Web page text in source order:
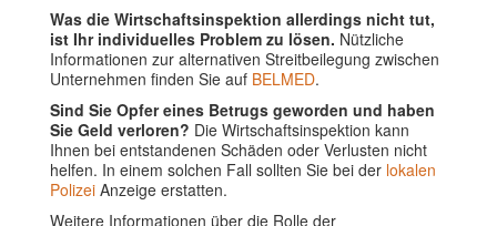
Was die Wirtschaftsinspektion allerdings nicht tut,
ist Ihr individuelles Problem zu lösen. Nützliche
Informationen zur alternativen Streitbeilegung zwischen
Unternehmen finden Sie auf BELMED.
Sind Sie Opfer eines Betrugs geworden und haben
Sie Geld verloren? Die Wirtschaftsinspektion kann
Ihnen bei entstandenen Schäden oder Verlusten nicht
helfen. In einem solchen Fall sollten Sie bei der lokalen
Polizei Anzeige erstatten.
Weitere Informationen über die Rolle der